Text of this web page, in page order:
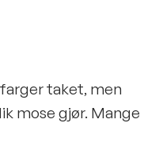
taket, men
mose gjør. Mange